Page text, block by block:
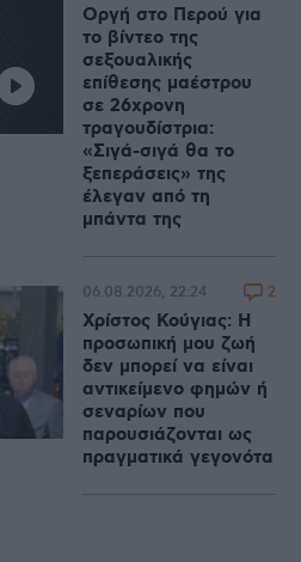
Οργή στο Περού για
το βίντεο της
σεξουαλικής
επίθεσης μαέστρου
σε 26χρονη
τραγουδίστρια:
«Σιγά-σιγά θα το
ξεπεράσεις» της
έλεγαν από τη
μπάντα της
Χρίστος Κούγιας: Η
προσωπική μου ζωή
δεν μπορεί να είναι
αντικείμενο φημών ή
σεναρίων που
παρουσιάζονται ως
πραγματικά γεγονότα
06.08.2026, 22:24 2